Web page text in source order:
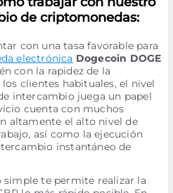
de criptomonedas:
con una tasa favorable para
electrónica Dogecoin DOGE
con la rapidez de la
clientes habituales, el nivel
intercambio juega un papel
cuenta con muchos
altamente el alto nivel de
así como la ejecución
instantáneo de
te permite realizar la